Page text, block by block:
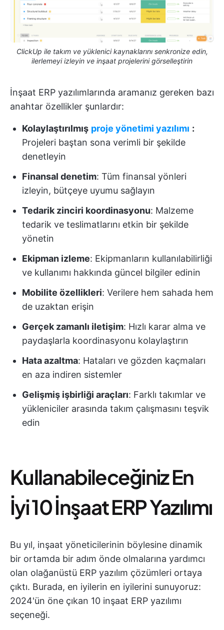
ClickUp ile takım ve yüklenici kaynaklarını senkronize edin,
ilerlemeyi izleyin ve inşaat projelerini görselleştirin
İnşaat ERP yazılımlarında aramanız gereken bazı
anahtar özellikler şunlardır:
Kolaylaştırılmış proje yönetimi yazılımı :
Projeleri baştan sona verimli bir şekilde
denetleyin
Finansal denetim: Tüm finansal yönleri
izleyin, bütçeye uyumu sağlayın
Tedarik zinciri koordinasyonu: Malzeme
tedarik ve teslimatlarını etkin bir şekilde
yönetin
Ekipman izleme: Ekipmanların kullanılabilirliği
ve kullanımı hakkında güncel bilgiler edinin
Mobilite özellikleri: Verilere hem sahada hem
de uzaktan erişin
Gerçek zamanlı iletişim: Hızlı karar alma ve
paydaşlarla koordinasyonu kolaylaştırın
Hata azaltma: Hataları ve gözden kaçmaları
en aza indiren sistemler
Gelişmiş işbirliği araçları: Farklı takımlar ve
yükleniciler arasında takım çalışmasını teşvik
edin
Kullanabileceğiniz En
İyi 10 İnşaat ERP Yazılımı
Bu yıl, inşaat yöneticilerinin böylesine dinamik
bir ortamda bir adım önde olmalarına yardımcı
olan olağanüstü ERP yazılım çözümleri ortaya
çıktı. Burada, en iyilerin en iyilerini sunuyoruz:
2024'ün öne çıkan 10 inşaat ERP yazılımı
seçeneği.